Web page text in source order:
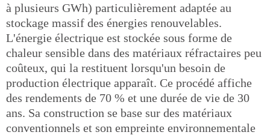
à plusieurs GWh) particulièrement adaptée au
stockage massif des énergies renouvelables.
L'énergie électrique est stockée sous forme de
chaleur sensible dans des matériaux réfractaires peu
coûteux, qui la restituent lorsqu'un besoin de
production électrique apparaît. Ce procédé affiche
des rendements de 70 % et une durée de vie de 30
ans. Sa construction se base sur des matériaux
conventionnels et son empreinte environnementale